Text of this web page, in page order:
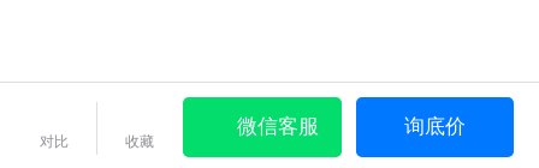
对比 收藏
微信客服 询底价